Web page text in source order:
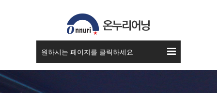
원하시는 페이지를 클릭하세요